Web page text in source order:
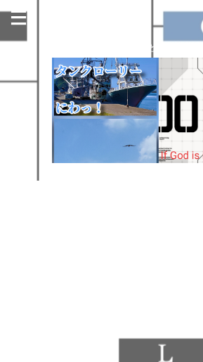
今日も名古屋の街のどこかで走っ